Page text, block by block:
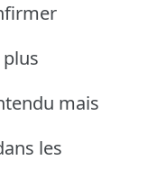
mais
les